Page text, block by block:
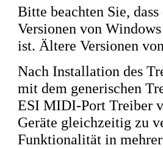
Bitte beachten Sie, dass
Versionen von
ist. Ältere Versionen
Nach Installation des
mit dem generischen
ESI MIDI-Port Treiber
Geräte gleichzeitig zu
Funktionalität in